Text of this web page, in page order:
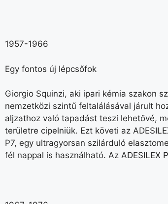
1957-1966
Egy fontos új lépcsőfok
Giorgio Squinzi, aki ipari kémia szakon
nemzetközi szintű feltalálásával járult
aljzathoz való tapadást teszi lehetővé,
területre cipelniük. Ezt követi az
P7, egy ultragyorsan szilárduló
fél nappal is használható. Az